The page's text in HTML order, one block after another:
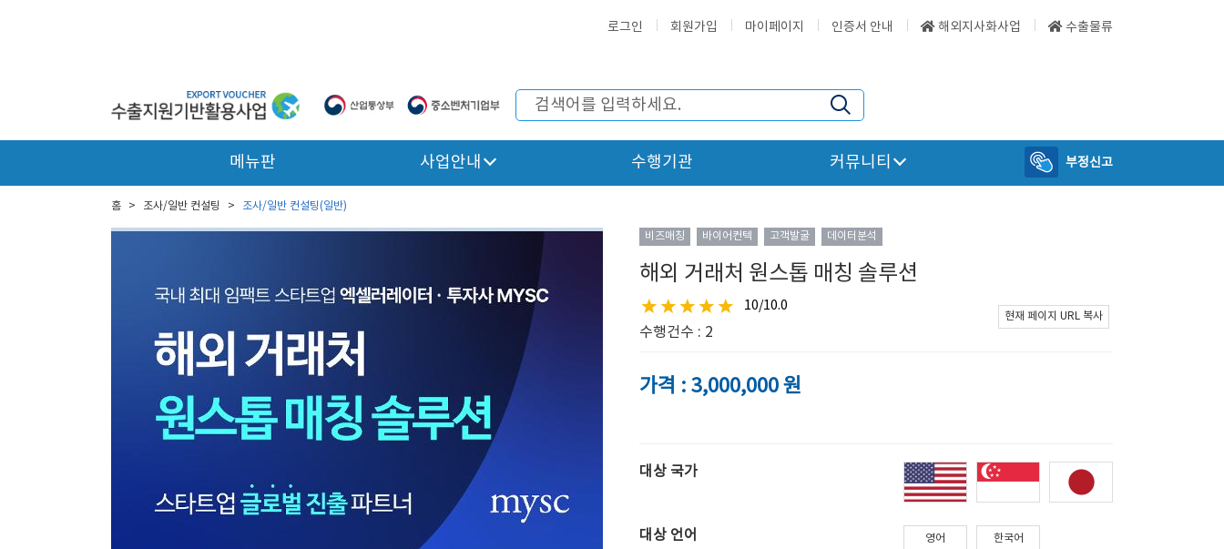
로그인 회원가입 마이페이지 인증서 안내 해외지사화사업 수출물류
메뉴판 사업안내 수행기관 커뮤니티 부정신고
홈 > 조사/일반 컨설팅 > 조사/일반 컨설팅(일반)
비즈매칭 바이어컨텍 고객발굴 데이터분석
해외 거래처 원스톱 매칭 솔루션
10/10.0
수행건수 : 2
현재 페이지 URL 복사
가격 : 3,000,000 원
대상 국가
대상 언어 영어 한국어